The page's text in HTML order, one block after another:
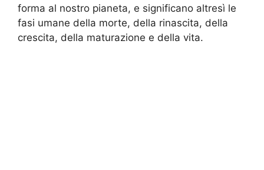
forma al nostro pianeta, e significano altresì le
fasi umane della morte, della rinascita, della
crescita, della maturazione e della vita.